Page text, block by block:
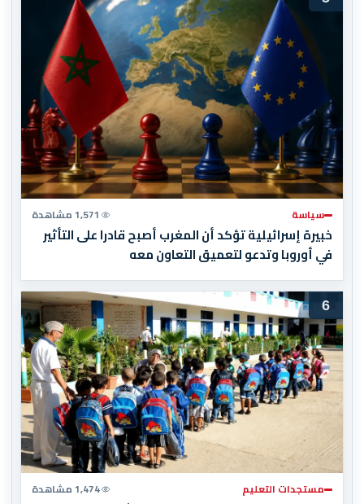
سياسة 1,571 مشاهدة
خبيرة إسرائيلية تؤكد أن المغرب أصبح قادرا على التأثير
في أوروبا وتدعو لتعميق التعاون معه
6
مستجدات التعليم 1,474 مشاهدة